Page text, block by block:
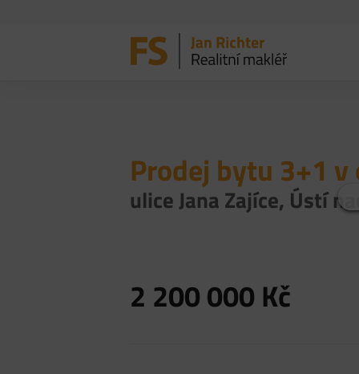
Prodej bytu 3+1
ulice Jana Zajíce, Ústí
2 200 000 Kč